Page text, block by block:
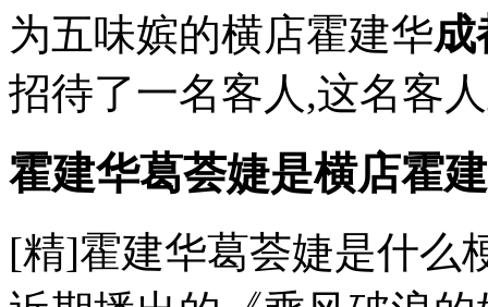
为五味嫔的横店霍建华成
招待了一名客人,这名客
霍建华葛荟婕是横店霍
[精]霍建华葛荟婕是什么